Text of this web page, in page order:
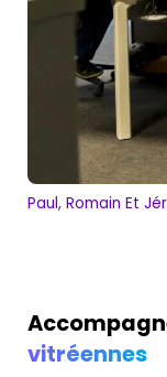
Paul, Romain Et
vitréennes